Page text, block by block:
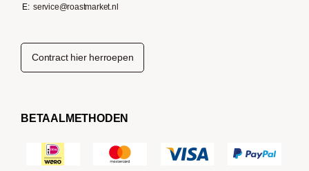
E: service@roastmarket.nl
Contract hier herroepen
BETAALMETHODEN